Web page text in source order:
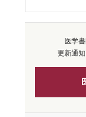
医学
更新通